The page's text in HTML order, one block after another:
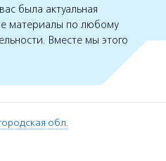
была актуальная
материалы по любому
Вместе мы этого
обл.